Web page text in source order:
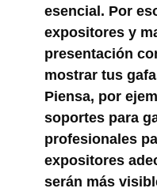
esencial. Por
expositores y
presentación
mostrar tus
Piensa, por
soportes para
profesionales
expositores
serán más